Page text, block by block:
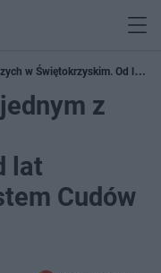
w Świętokrzyskim. Od lat
z
lat
Cudów